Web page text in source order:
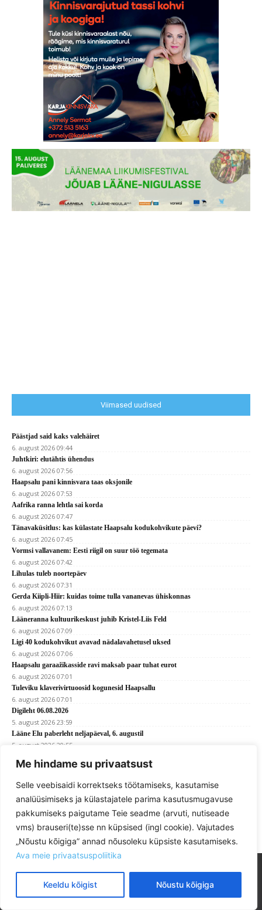
Me hindame su privaatsust
Selle veebisaidi korrektseks töötamiseks, kasutamise
analüüsimiseks ja külastajatele parima kasutusmugavuse
pakkumiseks paigutame Teie seadme (arvuti, nutiseade
vms) brauseri(te)sse nn küpsised (ingl cookie). Vajutades
„Nõustu kõigiga” annad nõusoleku küpsiste kasutamiseks.
Ava meie privaatsuspoliitika
Keeldu kõigist Nõustu kõigiga
Viimased uudised
Päästjad said kaks valehäiret
6. august 2026 09:44
Juhtkiri: elutähtis ühendus
6. august 2026 07:56
Haapsalu pani kinnisvara taas oksjonile
6. august 2026 07:53
Aafrika ranna lehtla sai korda
6. august 2026 07:47
Tänavaküsitlus: kas külastate Haapsalu kodukohvikute päevi?
6. august 2026 07:45
Vormsi vallavanem: Eesti riigil on suur töö tegemata
6. august 2026 07:42
Lihulas tuleb noortepäev
6. august 2026 07:31
Gerda Kiipli-Hiir: kuidas toime tulla vananevas ühiskonnas
6. august 2026 07:13
Lääneranna kultuurikeskust juhib Kristel-Liis Feld
6. august 2026 07:09
Ligi 40 kodukohvikut avavad nädalavahetusel uksed
6. august 2026 07:06
Haapsalu garaažikasside ravi maksab paar tuhat eurot
6. august 2026 07:01
Tuleviku klaverivirtuoosid kogunesid Haapsallu
6. august 2026 07:01
Digileht 06.08.2026
5. august 2026 23:59
Lääne Elu paberleht neljapäeval, 6. augustil
5. august 2026 20:55
5. august 2026 14:41
Kuhu minna?
KONTAKT